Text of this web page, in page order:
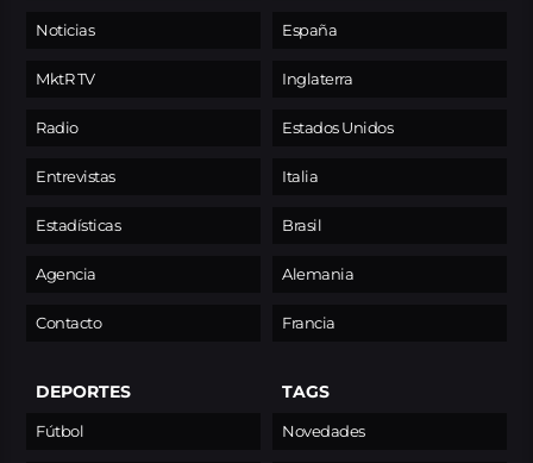
Noticias
MktR TV
Radio
Entrevistas
Estadísticas
Agencia
Contacto
España
Inglaterra
Estados Unidos
Italia
Brasil
Alemania
Francia
DEPORTES
Fútbol
TAGS
Novedades